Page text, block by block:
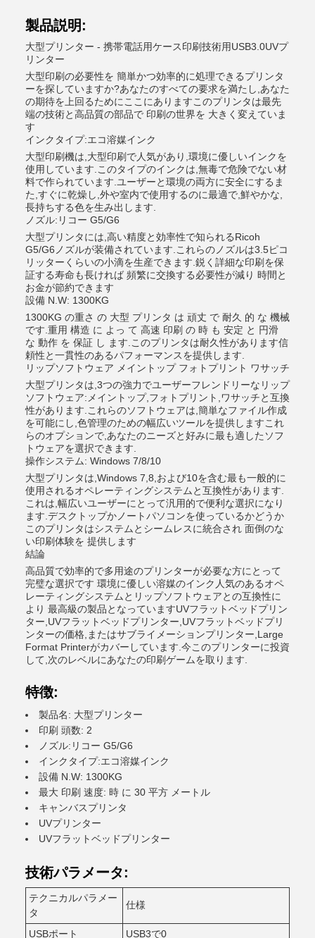
製品説明:
大型プリンター - 携帯電話用ケース印刷技術用USB3.0UVプ
リンター
大型印刷の必要性を 簡単かつ効率的に処理できるプリンタ
ーを探していますか?あなたのすべての要求を満たし,あなた
の期待を上回るためにここにありますこのプリンタは最先
端の技術と高品質の部品で 印刷の世界を 大きく変えていま
す
インクタイプ:エコ溶媒インク
大型印刷機は,大型印刷で人気があり,環境に優しいインクを
使用しています.このタイプのインクは,無毒で危険でない材
料で作られています.ユーザーと環境の両方に安全にするま
た,すぐに乾燥し,外や室内で使用するのに最適で,鮮やかな,
長持ちする色を生み出します.
ノズル:リコー G5/G6
大型プリンタには,高い精度と効率性で知られるRicoh
G5/G6ノズルが装備されています.これらのノズルは3.5ピコ
リッターくらいの小滴を生産できます.鋭く詳細な印刷を保
証する寿命も長ければ 頻繁に交換する必要性が減り 時間と
お金が節約できます
設備 N.W: 1300KG
1300KG の重さ の 大型 プリンタ は 頑丈 で 耐久 的 な 機械
です.重用 構造 に よっ て 高速 印刷 の 時 も 安定 と 円滑
な 動作 を 保証 し ます.このプリンタは耐久性があります信
頼性と一貫性のあるパフォーマンスを提供します.
リップソフトウェア メイントップ フォトプリント ワサッチ
大型プリンタは,3つの強力でユーザーフレンドリーなリップ
ソフトウェア:メイントップ,フォトプリント,ワサッチと互換
性があります.これらのソフトウェアは,簡単なファイル作成
を可能にし,色管理のための幅広いツールを提供しますこれ
らのオプションで,あなたのニーズと好みに最も適したソフ
トウェアを選択できます.
操作システム: Windows 7/8/10
大型プリンタは,Windows 7,8,および10を含む最も一般的に
使用されるオペレーティングシステムと互換性があります.
これは,幅広いユーザーにとって汎用的で便利な選択になり
ます.デスクトップかノートパソコンを使っているかどうか
このプリンタはシステムとシームレスに統合され 面倒のな
い印刷体験を 提供します
結論
高品質で効率的で多用途のプリンターが必要な方にとって
完璧な選択です 環境に優しい溶媒のインク人気のあるオペ
レーティングシステムとリップソフトウェアとの互換性に
より 最高級の製品となっていますUVフラットベッドプリン
ター,UVフラットベッドプリンター,UVフラットベッドプリ
ンターの価格,またはサブライメーションプリンター,Large
Format Printerがカバーしています.今このプリンターに投資
して,次のレベルにあなたの印刷ゲームを取ります.
特徴:
製品名: 大型プリンター
印刷 頭数: 2
ノズル:リコー G5/G6
インクタイプ:エコ溶媒インク
設備 N.W: 1300KG
最大 印刷 速度: 時 に 30 平方 メートル
キャンバスプリンタ
UVプリンター
UVフラットベッドプリンター
技術パラメータ:
テクニカルパラメー
タ
仕様
USBポート USB3で0